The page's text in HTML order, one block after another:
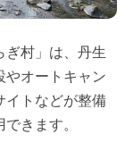
ぎ村」は、丹生
やオートキャン
イトなどが整備
きます。